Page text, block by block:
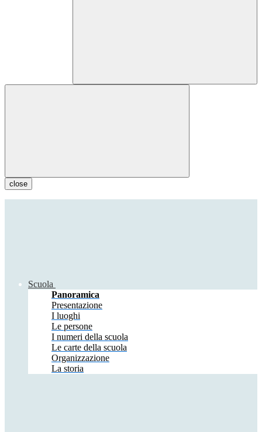
close
Scuola
Panoramica
Presentazione
I luoghi
Le persone
I numeri della scuola
Le carte della scuola
Organizzazione
La storia